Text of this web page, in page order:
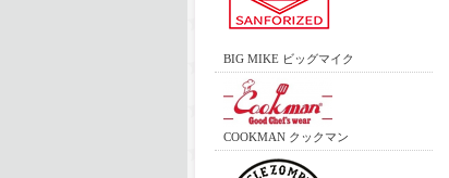
BIG MIKE ビッグマイク
COOKMAN クックマン